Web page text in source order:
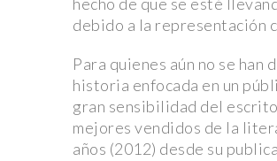
debido a la representación
Para quienes aún no se
historia enfocada en un
gran sensibilidad del
mejores vendidos de la
años (2012) desde su